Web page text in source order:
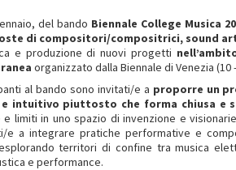
del bando Biennale College Musica
di compositori/compositrici, sound
e produzione di nuovi progetti
organizzato dalla Biennale di Venezia (10
al bando sono invitati/e a proporre un
intuitivo piuttosto che forma chiusa e
limiti in uno spazio di invenzione e
e a integrare pratiche performative e
territori di confine tra musica
e performance.